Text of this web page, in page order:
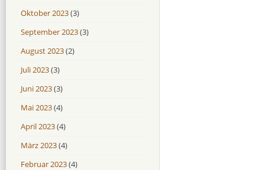
Oktober 2023(3)
September 2023(3)
August 2023(2)
Juli 2023(3)
Juni 2023(3)
Mai 2023(4)
April 2023(4)
März 2023(4)
Februar 2023(4)